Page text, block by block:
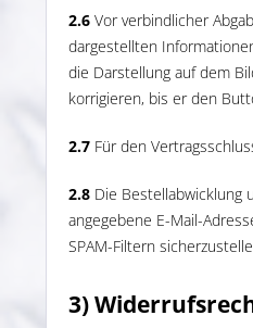
2.6 Vor verbindlicher
dargestellten
die Darstellung auf dem
korrigieren, bis er den
2.7 Für den
2.8 Die Bestellabwicklung
angegebene E-Mail-
SPAM-Filtern
3)